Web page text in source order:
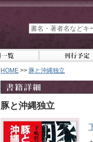
HOME >> 豚と沖縄独立
豚と沖縄独立